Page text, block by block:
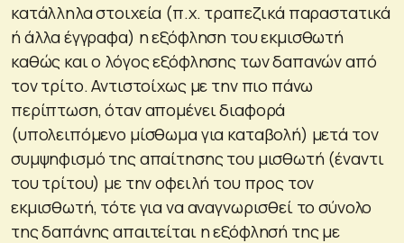
κατάλληλα στοιχεία (π.χ. τραπεζικά παραστατικά
ή άλλα έγγραφα) η εξόφληση του εκμισθωτή
καθώς και ο λόγος εξόφλησης των δαπανών από
τον τρίτο. Αντιστοίχως με την πιο πάνω
περίπτωση, όταν απομένει διαφορά
(υπολειπόμενο μίσθωμα για καταβολή) μετά τον
συμψηφισμό της απαίτησης του μισθωτή (έναντι
του τρίτου) με την οφειλή του προς τον
εκμισθωτή, τότε για να αναγνωρισθεί το σύνολο
της δαπάνης απαιτείται η εξόφλησή της με